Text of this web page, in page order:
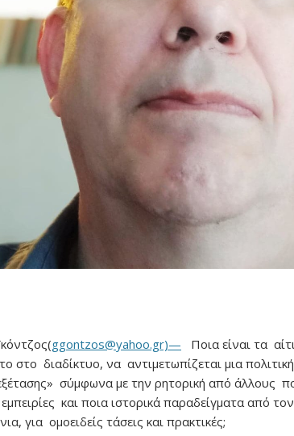
ggontzos@yahoo.gr)— Ποια είναι τα
στο διαδίκτυο, να αντιμετωπίζεται μια
σύμφωνα με την ρητορική από άλλους
εμπειρίες και ποια ιστορικά παραδείγματα από
για ομοειδείς τάσεις και πρακτικές;